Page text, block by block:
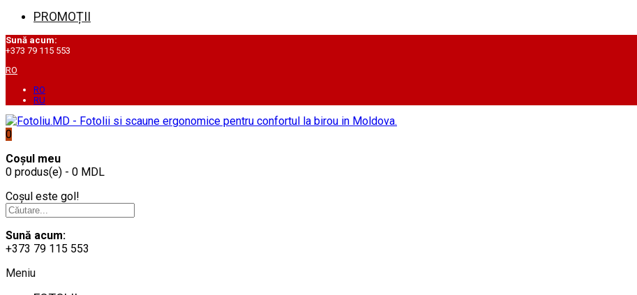
PROMOȚII
Sună acum:
+373 79 115 553
RO
RO
RU
0
Coșul meu
0 produs(e) - 0 MDL
Coșul este gol!
Sună acum:
+373 79 115 553
Meniu